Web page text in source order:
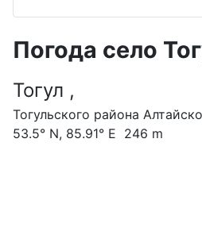
Погода село
Тогул ,
Тогульского района
53.5° N, 85.91° E 246 m